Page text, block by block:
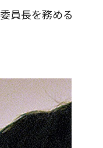
員長を務める